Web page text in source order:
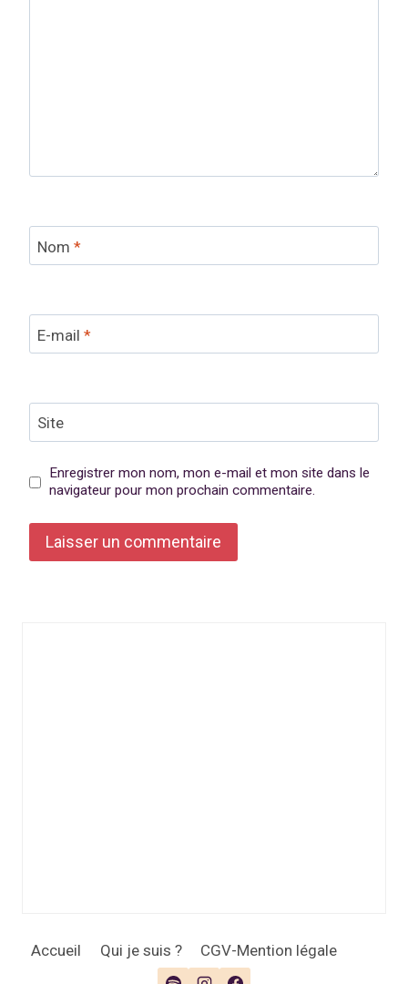
Nom *
E-mail *
Site
Enregistrer mon nom, mon e-mail et mon site dans le
navigateur pour mon prochain commentaire.
Accueil Qui je suis ? CGV-Mention légale